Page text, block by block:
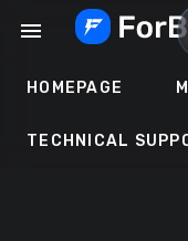
menu
HOMEPAGE
TECHNICAL